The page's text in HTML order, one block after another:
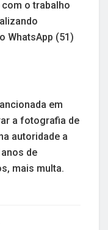
o trabalho
WhatsApp (51)
em
a fotografia de
autoridade a
de
mais multa.